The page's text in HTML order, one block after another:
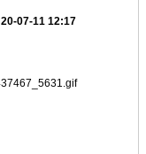
20-07-11 12:17